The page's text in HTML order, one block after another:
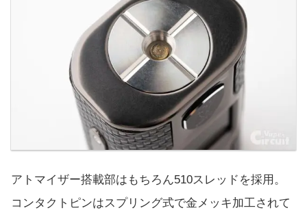
アトマイザー搭載部はもちろん510スレッドを採用。
コンタクトピンはスプリング式で金メッキ加工されて